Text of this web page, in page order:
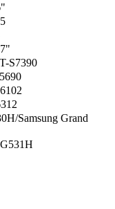
S7390
Samsung Grand